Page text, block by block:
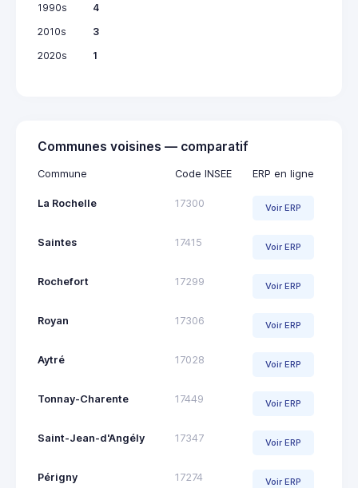
1990s
4
2010s
3
2020s
1
Communes voisines — comparatif
Commune Code INSEE ERP en ligne
La Rochelle 17300 Voir ERP
Saintes 17415 Voir ERP
Rochefort 17299 Voir ERP
Royan 17306 Voir ERP
Aytré 17028 Voir ERP
Tonnay-Charente 17449 Voir ERP
Saint-Jean-d'Angély 17347 Voir ERP
Périgny 17274 Voir ERP